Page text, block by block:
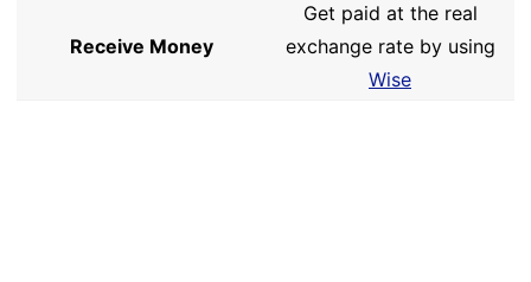
Receive Money
Get paid at the real
exchange rate by using
Wise